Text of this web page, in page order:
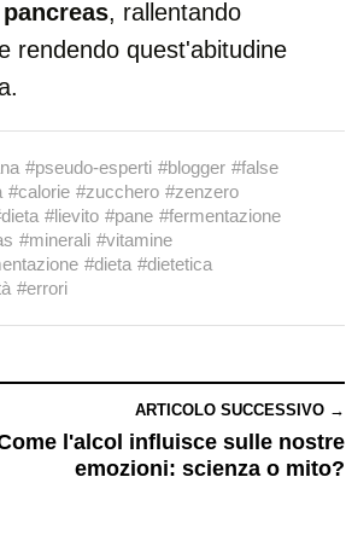
pancreas, rallentando
rendendo quest'abitudine
#pseudo-esperti #blogger #false
#calorie #zucchero #zenzero
#lievito #pane #fermentazione
#minerali #vitamine
#dieta #dietetica
#errori
ARTICOLO SUCCESSIVO →
l'alcol influisce sulle nostre
emozioni: scienza o mito?